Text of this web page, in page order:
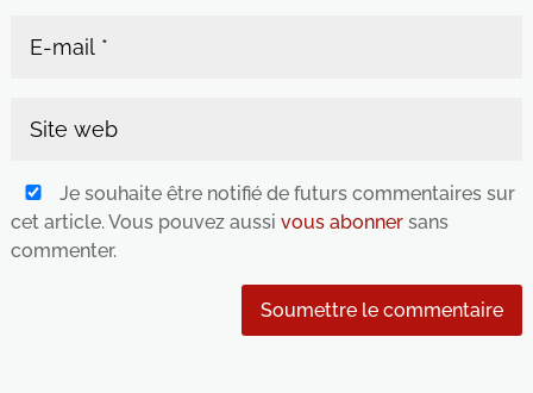
Je souhaite être notifié de futurs commentaires sur
cet article. Vous pouvez aussi vous abonnersans
commenter.
Soumettre le commentaire